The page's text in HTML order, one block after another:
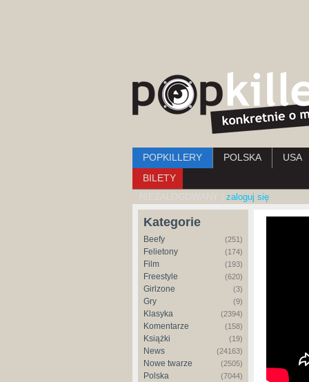
Menu główne
POPKILLERY POLSKA
USA
BILETY
NIEZALOGOWANY | zaloguj się
Kategorie
Beefy (251)
Felietony (174)
Film (193)
Freestyle (620)
Girlzone (3)
Gry (9)
Klasyka (2394)
Komentarze (158)
Książki (19)
News (24163)
Nowe twarze (2505)
Polska (7044)